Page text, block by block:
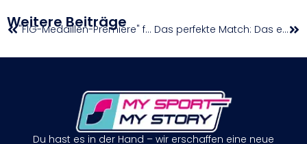
Weitere Beiträge "FIG-Medaillen-Premiere" für Nickonchuck Das perfekte Match: Das erste Kapitel einer Erfolgsgeschichte
Du hast es in der Hand – wir erschaffen eine neue